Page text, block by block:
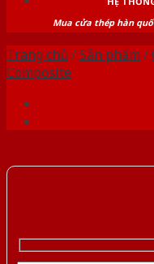
Mua cửa thép hàn
Trang chủ /Sản phẩm /
Composite